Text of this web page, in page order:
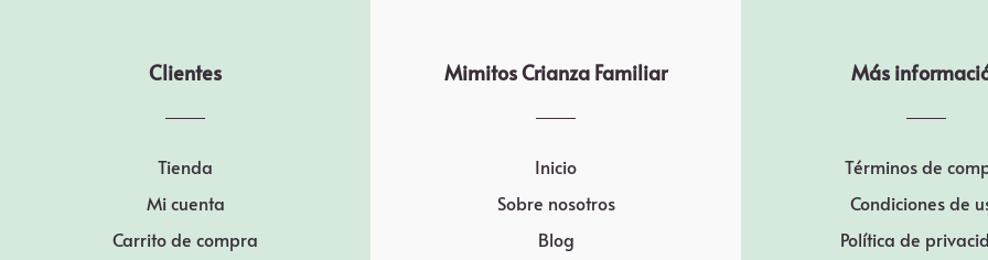
Clientes
Tienda
Mi cuenta
Carrito de compra
Mimitos Crianza Familiar
Inicio
Sobre nosotros
Blog
Más
Términos de
Condiciones de
Política de